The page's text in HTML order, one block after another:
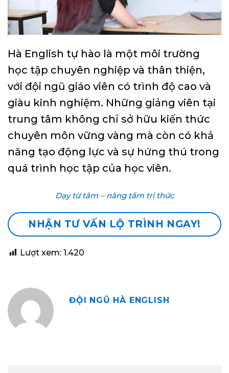
Hà English tự hào là một môi trường
học tập chuyên nghiệp và thân thiện,
với đội ngũ giáo viên có trình độ cao và
giàu kinh nghiệm. Những giảng viên tại
trung tâm không chỉ sở hữu kiến thức
chuyên môn vững vàng mà còn có khả
năng tạo động lực và sự hứng thú trong
quá trình học tập của học viên.
Dạy từ tâm – nâng tầm tri thức
NHẬN TƯ VẤN LỘ TRÌNH NGAY!
Lượt xem: 1.420
ĐỘI NGŨ HÀ ENGLISH